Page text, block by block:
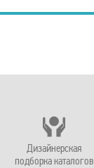
Дизайнерская
подборка каталогов